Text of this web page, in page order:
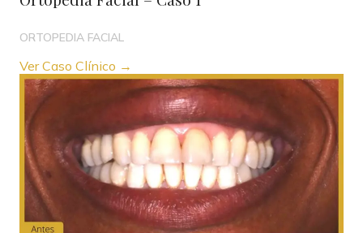
ORTOPEDIA FACIAL
Ver Caso Clínico →